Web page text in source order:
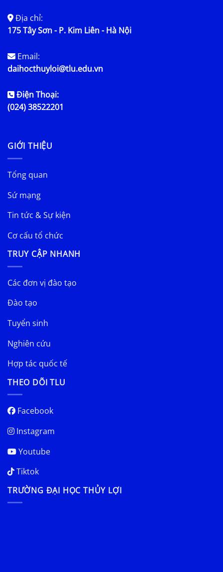
Địa chỉ:
175 Tây Sơn - P. Kim Liên - Hà Nội
Email:
daihocthuyloi@tlu.edu.vn
Điện Thoại:
(024) 38522201
GIỚI THIỆU
Tổng quan
Sứ mạng
Tin tức & Sự kiện
Cơ cấu tổ chức
TRUY CẬP NHANH
Các đơn vị đào tạo
Đào tạo
Tuyển sinh
Nghiên cứu
Hợp tác quốc tế
THEO DÕI TLU
Facebook
Instagram
Youtube
Tiktok
TRƯỜNG ĐẠI HỌC THỦY LỢI